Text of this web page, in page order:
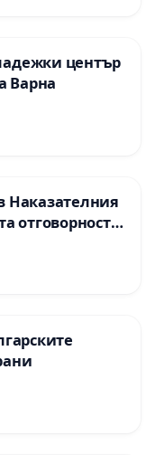
център
Варна
Наказателния
отговорност
тежки